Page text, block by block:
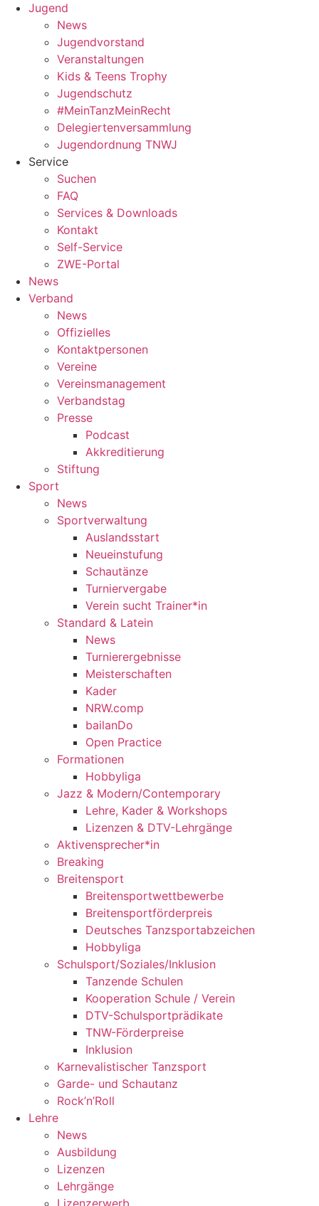
Jugend
News
Jugendvorstand
Veranstaltungen
Kids & Teens Trophy
Jugendschutz
#MeinTanzMeinRecht
Delegiertenversammlung
Jugendordnung TNWJ
Service
Suchen
FAQ
Services & Downloads
Kontakt
Self-Service
ZWE-Portal
News
Verband
News
Offizielles
Kontaktpersonen
Vereine
Vereinsmanagement
Verbandstag
Presse
Podcast
Akkreditierung
Stiftung
Sport
News
Sportverwaltung
Auslandsstart
Neueinstufung
Schautänze
Turniervergabe
Verein sucht Trainer*in
Standard & Latein
News
Turnierergebnisse
Meisterschaften
Kader
NRW.comp
bailanDo
Open Practice
Formationen
Hobbyliga
Jazz & Modern/Contemporary
Lehre, Kader & Workshops
Lizenzen & DTV-Lehrgänge
Aktivensprecher*in
Breaking
Breitensport
Breitensportwettbewerbe
Breitensportförderpreis
Deutsches Tanzsportabzeichen
Hobbyliga
Schulsport/Soziales/Inklusion
Tanzende Schulen
Kooperation Schule / Verein
DTV-Schulsportprädikate
TNW-Förderpreise
Inklusion
Karnevalistischer Tanzsport
Garde- und Schautanz
Rock’n’Roll
Lehre
News
Ausbildung
Lizenzen
Lehrgänge
Lizenzerwerb